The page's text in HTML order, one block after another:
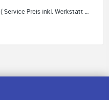
Yamaha YDP 146 B ( Service Preis inkl. Werkstatt Service )